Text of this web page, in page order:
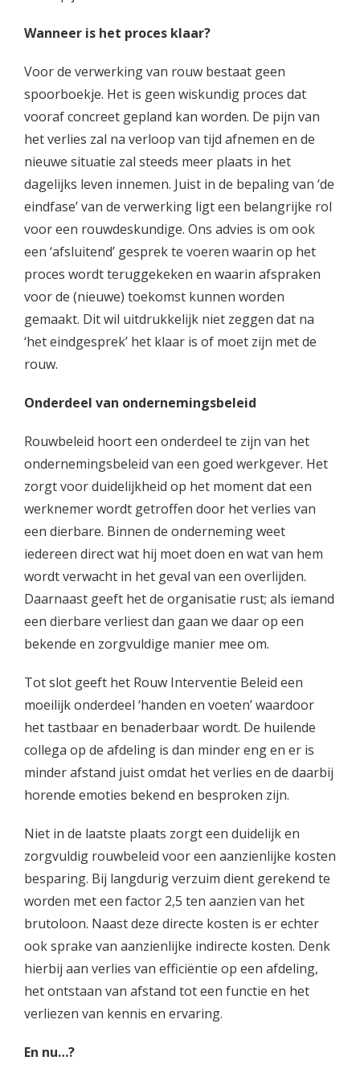
Wanneer is het proces klaar?
Voor de verwerking van rouw bestaat geen
spoorboekje. Het is geen wiskundig proces dat
vooraf concreet gepland kan worden. De pijn van
het verlies zal na verloop van tijd afnemen en de
nieuwe situatie zal steeds meer plaats in het
dagelijks leven innemen. Juist in de bepaling van ‘de
eindfase’ van de verwerking ligt een belangrijke rol
voor een rouwdeskundige. Ons advies is om ook
een ‘afsluitend’ gesprek te voeren waarin op het
proces wordt teruggekeken en waarin afspraken
voor de (nieuwe) toekomst kunnen worden
gemaakt. Dit wil uitdrukkelijk niet zeggen dat na
‘het eindgesprek’ het klaar is of moet zijn met de
rouw.
Onderdeel van ondernemingsbeleid
Rouwbeleid hoort een onderdeel te zijn van het
ondernemingsbeleid van een goed werkgever. Het
zorgt voor duidelijkheid op het moment dat een
werknemer wordt getroffen door het verlies van
een dierbare. Binnen de onderneming weet
iedereen direct wat hij moet doen en wat van hem
wordt verwacht in het geval van een overlijden.
Daarnaast geeft het de organisatie rust; als iemand
een dierbare verliest dan gaan we daar op een
bekende en zorgvuldige manier mee om.
Tot slot geeft het Rouw Interventie Beleid een
moeilijk onderdeel ‘handen en voeten’ waardoor
het tastbaar en benaderbaar wordt. De huilende
collega op de afdeling is dan minder eng en er is
minder afstand juist omdat het verlies en de daarbij
horende emoties bekend en besproken zijn.
Niet in de laatste plaats zorgt een duidelijk en
zorgvuldig rouwbeleid voor een aanzienlijke kosten
besparing. Bij langdurig verzuim dient gerekend te
worden met een factor 2,5 ten aanzien van het
brutoloon. Naast deze directe kosten is er echter
ook sprake van aanzienlijke indirecte kosten. Denk
hierbij aan verlies van efficiëntie op een afdeling,
het ontstaan van afstand tot een functie en het
verliezen van kennis en ervaring.
En nu…?